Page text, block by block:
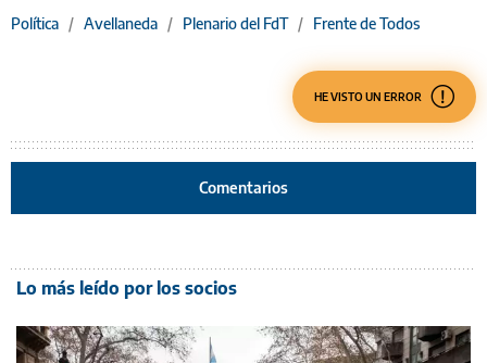
Política / Avellaneda / Plenario del FdT / Frente de Todos
HE VISTO UN ERROR
Comentarios
Lo más leído por los socios